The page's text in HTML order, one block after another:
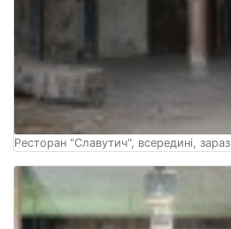
Ресторан "Славутич", всередині, зараз